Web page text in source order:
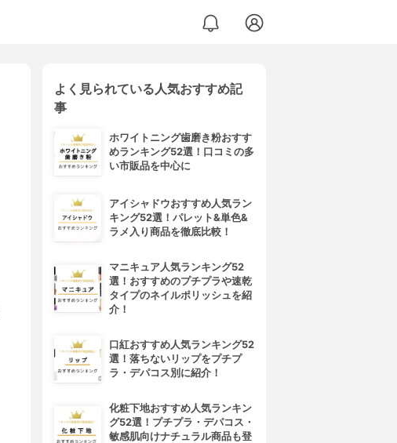
よく見られている人気おすすめ記
事
ホワイトニング歯磨き粉おすす
めランキング52選！口コミの多
い市販品を中心に
アイシャドウおすすめ人気ラン
キング52選！パレット&単色&
ラメ入り商品を徹底比較！
マニキュア人気ランキング52
選！おすすめのプチプラや速乾
タイプのネイルポリッシュを紹
介！
口紅おすすめ人気ランキング52
選！落ちないリップをプチプ
ラ・デパコス別に紹介！
化粧下地おすすめ人気ランキン
グ52選！プチプラ・デパコス・
敏感肌向けナチュラル商品も登